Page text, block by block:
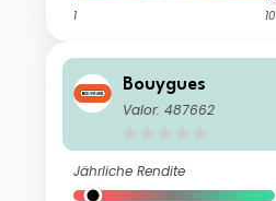
1 10
Bouygues
Valor: 487662
Jährliche Rendite